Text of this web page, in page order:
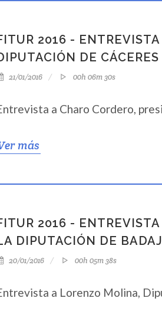
2016 -
DE CÁCERES
21/01/2016 00h 06m 30s
a Charo Cordero,
más
2016 -
DIPUTACIÓN DE
20/01/2016 00h 05m 38s
a Lorenzo Molina,